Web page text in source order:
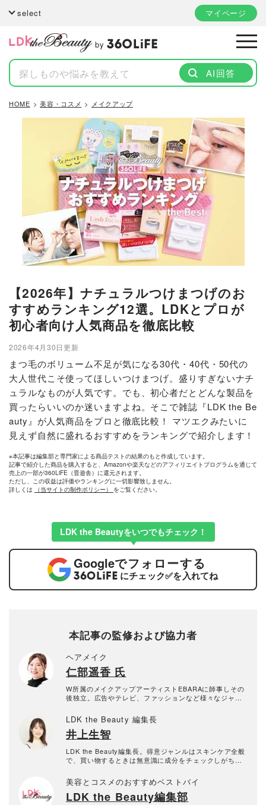
select マイページ
by
AI回答
HOME 美容・コスメ メイクアップ
【2026年】ナチュラルつけまつげのお
すすめランキング12選。LDKとプロが
初心者向け人気商品を徹底比較
2026年4月30日更新
まつ毛のボリューム不足が気になる30代・40代・50代の
大人世代こそ使ってほしいつけまつげ。盛りすぎないナチ
ュラルなものが人気です。でも、初心者だとどんな製品を
買ったらいいのか迷いますよね。そこで雑誌『LDK the Be
auty』が人気商品をプロと徹底比較！ マツエクみたいに
見えず自然に盛れるおすすめをランキングで紹介します！
※本記事は編集部と専門家による商品テストの結果のもと作成しています。
記事で紹介した商品を購入すると、Amazonや楽天などのアフィリエイトプログラムを通じて
売上の一部が360LiFE（晋遊舎）に還元されます。
ただし、この収益は評価やランキングに一切影響致しません。
詳しくは
（当サイトの制作ポリシー） をご覧ください。
LDK the Beautyをいつでもチェック！
Googleでフォローする
にチェック✅を入れてね
本記事の監修および協力者
ヘアメイク
仁部遥香 氏
W所属のメイクアップアーティストEBARAに師事しその
後独立。広告やテレビ、ファッションなど様々なジャン
クはもちろん花やペイントを活用したアートメイクも得
意とする。
LDK the Beauty 編集長
井上生智
LDK the Beauty編集長。得意ジャンルはスキンケア全般
で、買い物するときは無意識に成分をチェックしがち。
ロダクションを経て2018年に晋遊舎に入社後、『LDK th
e Beauty』に配属。2025年『LDK the Beauty』3代目編
集長に就任。
美容とコスメのおすすめベストバイ
LDK the Beauty編集部